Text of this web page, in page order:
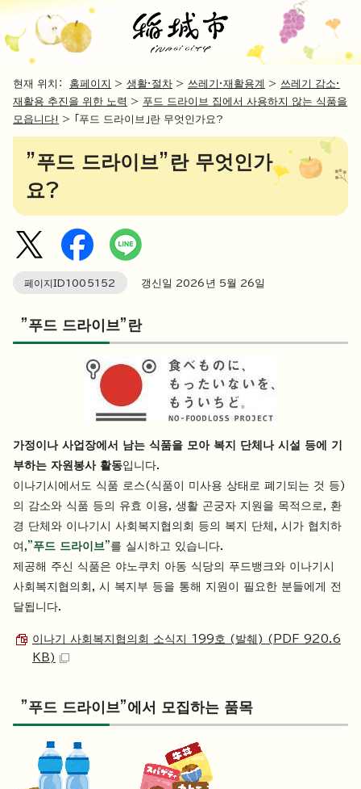
현재 위치： 홈페이지 > 생활·절차 > 쓰레기·재활용계 > 쓰레기 감소·
재활용 추진을 위한 노력 > 푸드 드라이브 집에서 사용하지 않는 식품을
모읍니다! > 「푸드 드라이브」란 무엇인가요?
"푸드 드라이브"란 무엇인가
요?
페이지ID1005152 갱신일 2026 년 5월 26일
"푸드 드라이브"란
가정이나 사업장에서 남는 식품을 모아 복지 단체나 시설 등에 기
부하는 자원봉사 활동입니다.
이나기시에서도 식품 로스(식품이 미사용 상태로 폐기되는 것 등)
의 감소와 식품 등의 유효 이용, 생활 곤궁자 지원을 목적으로, 환
경 단체와 이나기시 사회복지협의회 등의 복지 단체, 시가 협치하
여,"푸드 드라이브"를 실시하고 있습니다.
제공해 주신 식품은 야노쿠치 아동 식당의 푸드뱅크와 이나기시
사회복지협의회, 시 복지부 등을 통해 지원이 필요한 분들에게 전
달됩니다.
이나기 사회복지협의회 소식지 199호 (발췌) (PDF 920.6
KB)
"푸드 드라이브"에서 모집하는 품목